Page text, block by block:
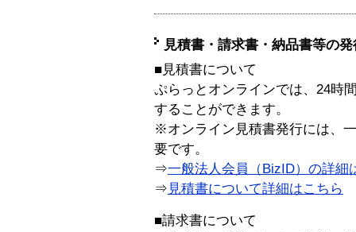
見積書・請求書・納品書等の
■見積書について
ぷらっとオンラインでは、24時
することができます。
※オンライン見積書発行には、
要です。
⇒一般法人会員（BizID）の詳細
⇒ 見積書について詳細はこちら
■請求書について